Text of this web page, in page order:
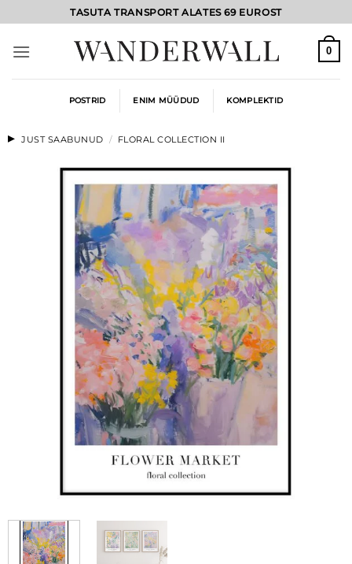
to
content
TASUTA TRANSPORT ALATES 69 EUROST
0
POSTRID ENIM MÜÜDUD KOMPLEKTID
JUST SAABUNUD / FLORAL COLLECTION II